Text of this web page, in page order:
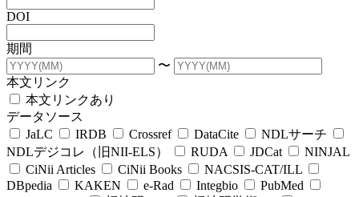
DOI
期間
〜
本文リンク
本文リンクあり
データソース
JaLC
IRDB Crossref DataCite
NDLサーチ
NDLデジコレ（旧NII-ELS）
RUDA JDCat
NINJAL
CiNii Articles
CiNii Books
NACSIS-CAT/ILL
DBpedia
KAKEN e-Rad Integbio
PubMed